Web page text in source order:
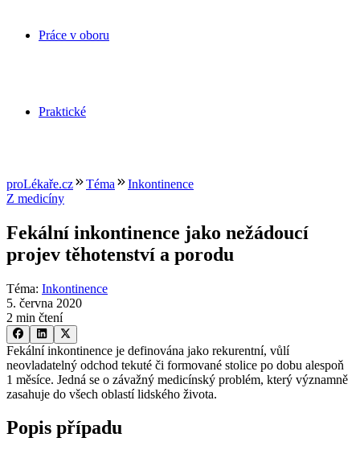
Práce v oboru
Praktické
proLékaře.cz Téma
Inkontinence
Z medicíny
Fekální inkontinence jako nežádoucí
projev těhotenství a porodu
Téma: Inkontinence
5. června 2020
2 min čtení
Fekální inkontinence je definována jako rekurentní, vůlí
neovladatelný odchod tekuté či formované stolice po dobu alespoň
1 měsíce. Jedná se o závažný medicínský problém, který významně
zasahuje do všech oblastí lidského života.
Popis případu